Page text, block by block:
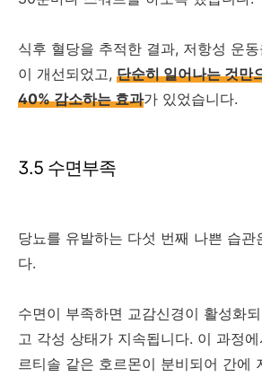
식후 혈당을 추적한 결과, 저항성 운
이 개선되었고, 단순히 일어나는 것만
40% 감소하는 효과가 있었습니다.
3.5 수면부족
당뇨를 유발하는 다섯 번째 나쁜 습관
다.
수면이 부족하면 교감신경이 활성화
고 각성 상태가 지속됩니다. 이 과정
르티솔 같은 호르몬이 분비되어 간에